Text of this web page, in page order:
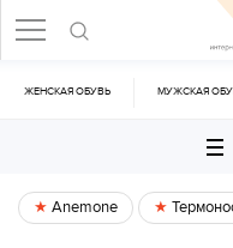
ЖЕНСКАЯ ОБУВЬ МУЖСКАЯ
Anemone